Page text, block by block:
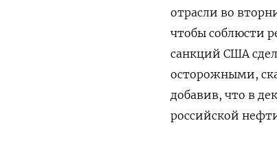
отрасли во
чтобы соблюсти
санкций США
осторожными,
добавив, что в
российской